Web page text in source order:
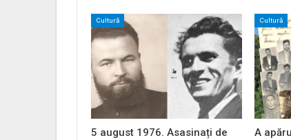
Cultură
5 august 1976. Asasinați de
Cultură
A